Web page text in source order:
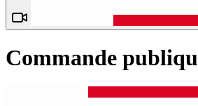
Commande